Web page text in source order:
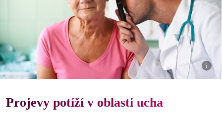
i
Projevy potíží v oblasti ucha